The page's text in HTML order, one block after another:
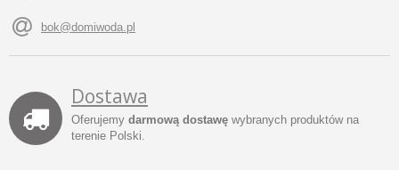
bok@domiwoda.pl
Dostawa
Oferujemy darmową dostawę wybranych produktów na
terenie Polski.